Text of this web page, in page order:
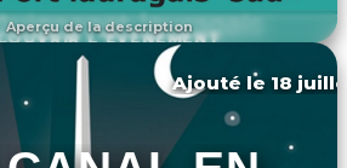
Aperçu de la description
L'ÉVÉNEMENT
Ajouté le 18